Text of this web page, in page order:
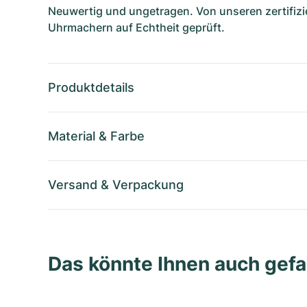
Neuwertig und ungetragen. Von unseren
Uhrmachern auf Echtheit geprüft.
Produktdetails
Material & Farbe
Versand & Verpackung
Das könnte Ihnen auch